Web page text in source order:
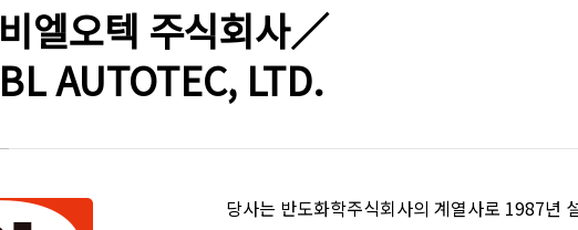
비엘오텍 주식회사／
BL AUTOTEC, LTD.
당사는 반도화학주식회사의 계열사로 1987년